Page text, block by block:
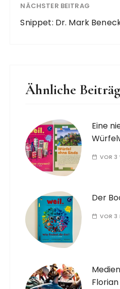
NÄCHSTER BEITRAG
Snippet: Dr. Mark
Ähnliche
Eine
VOR 3
Der
VOR 3